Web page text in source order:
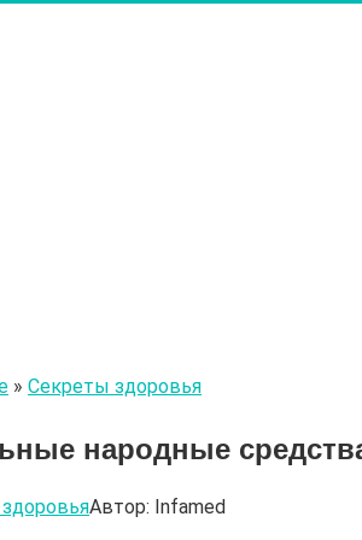
» Секреты здоровья
народные
Автор: Infamed